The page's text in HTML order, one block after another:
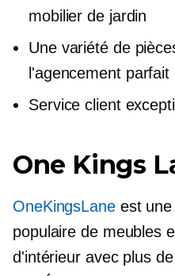
mobilier de jardin
Une variété de
l'agencement parfait
Service client
One Kings
OneKingsLaneest une
populaire de meubles
d'intérieur avec plus